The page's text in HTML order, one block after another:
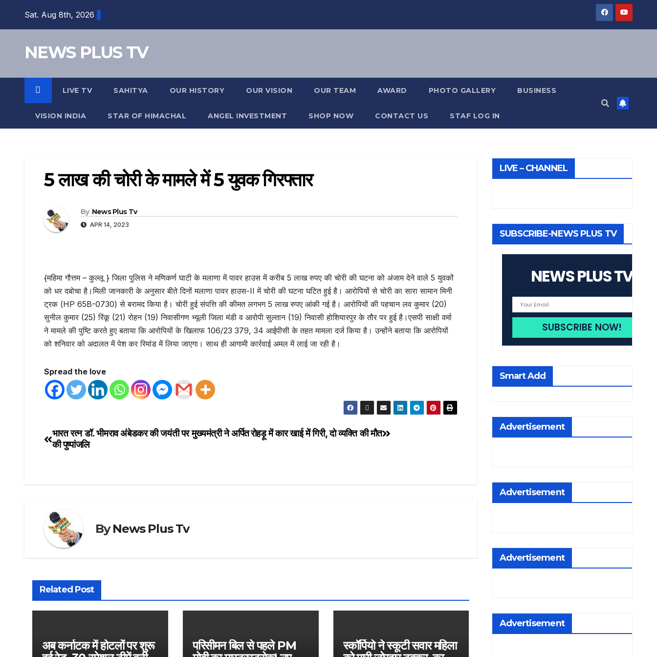
Sat. Aug 8th, 2026
NEWS PLUS TV
LIVE TV SAHITYA OUR HISTORY OUR VISION OUR TEAM AWARD PHOTO GALLERY BUSINESS
VISION INDIA STAR OF HIMACHAL ANGEL INVESTMENT SHOP NOW CONTACT US STAF LOG IN
5 लाख की चोरी के मामले में 5 युवक गिरफ्तार
By News Plus Tv
APR 14, 2023
{महिमा गौत्तम – कुल्लू } जिला पुलिस ने मणिकर्ण घाटी के मलाणा में पावर हाउस में करीब 5 लाख रुपए की चोरी की घटना को अंजाम देने वाले 5 युवकों
को धर दबोचा है।मिली जानकारी के अनुसार बीते दिनों मलाणा पावर हाउस-II में चोरी की घटना घटित हुई है। आरोपियों से चोरी का सारा सामान मिनी
ट्रक (HP 65B-0730) से बरामद किया है। चोरी हुई संपत्ति की कीमत लगभग 5 लाख रुपए आंकी गई है। आरोपियों की पहचान लव कुमार (20)
सुनील कुमार (25) रिंकू (21) रोहन (19) निवासीगण भ्यूली जिला मंडी व आरोपी सुल्तान (19) निवासी होशियारपुर के तौर पर हुई है।एसपी साक्षी वर्मा
ने मामले की पुष्टि करते हुए बताया कि आरोपियों के खिलाफ 106/23 379, 34 आईपीसी के तहत मामला दर्ज किया है। उन्होंने बताया कि आरोपियों
को शनिवार को अदालत में पेश कर रिमांड में लिया जाएगा। साथ ही आगामी कार्रवाई अमल में लाई जा रही है।
Spread the love
Post
रोहड़ू में कार खाई में गिरी, दो व्यक्ति की मौत
भारत रत्न डॉ. भीमराव अंबेडकर की जयंती पर मुख्यमंत्री ने अर्पित
की पुष्पांजलि
ByNews Plus Tv
Related Post
अब कर्नाटक में होटलों पर शुरू
परिसीमन बिल से पहले PM
स्कॉर्पियो ने स्कूटी सवार महिला
LIVE – CHANNEL
SUBSCRIBE-NEWS PLUS TV
NEWS PLUS TV
Smart Add
Advertisement
Advertisement
Advertisement
Advertisement